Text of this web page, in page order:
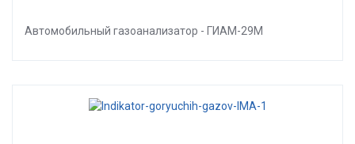
Автомобильный газоанализатор - ГИАМ-29М